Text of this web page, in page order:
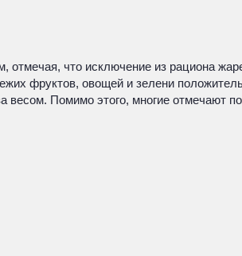
что исключение из рациона
фруктов, овощей и зелени
весом. Помимо этого, многие отмечают